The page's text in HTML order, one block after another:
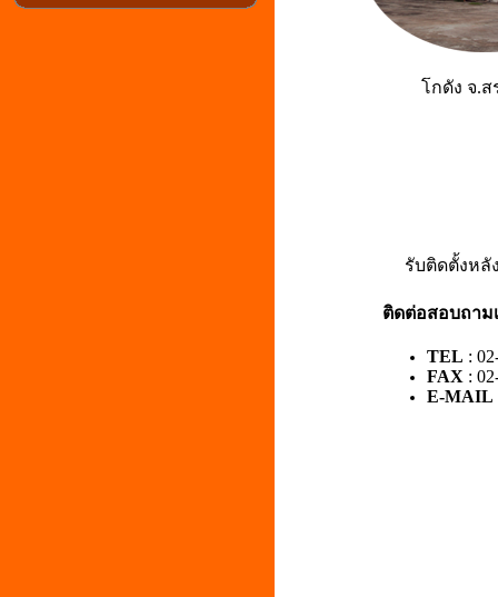
รับติดตั้งหลัง
ติดต่อสอบถาม
TEL :
FAX :
E-MAIL
โกดัง จ.ส